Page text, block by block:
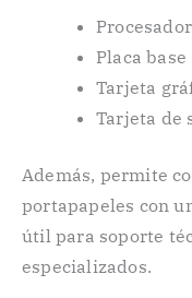
Placa base
Tarjeta
Tarjeta de
Además, permite
portapapeles con
útil para soporte
especializados.